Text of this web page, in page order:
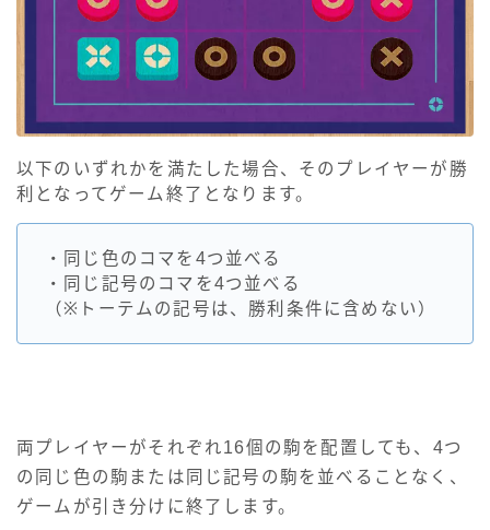
以下のいずれかを満たした場合、そのプレイヤーが勝
利となってゲーム終了となります。
・同じ色のコマを4つ並べる
・同じ記号のコマを4つ並べる
（※トーテムの記号は、勝利条件に含めない）
両プレイヤーがそれぞれ16個の駒を配置しても、4つ
の同じ色の駒または同じ記号の駒を並べることなく、
ゲームが引き分けに終了します。